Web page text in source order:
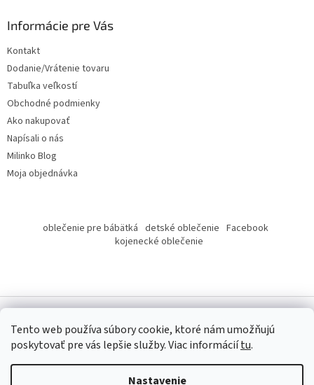
Tento web používa súbory cookie, ktoré nám umožňujú
poskytovať pre vás lepšie služby.Viac informáciítu.
Nastavenie
Informácie pre Vás
Kontakt
Dodanie/Vrátenie tovaru
Tabuľka veľkostí
Obchodné podmienky
Ako nakupovať
Napísali o nás
Milinko Blog
Moja objednávka
oblečenie pre bábätká detské oblečenie Facebook
kojenecké oblečenie
Copyright 2026Milinko oblečenie. Všetky práva vyhradené.